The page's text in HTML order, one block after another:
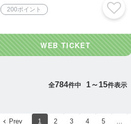
200ポイント
全784件中 1～15件表示
Prev 1 2 3 4 5 ...